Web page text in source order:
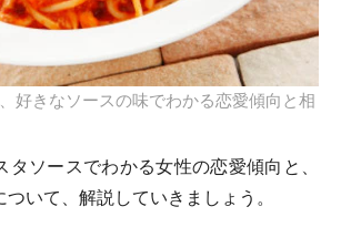
好きなソースの味でわかる恋愛傾向と相
タソースでわかる女性の恋愛傾向と、
いて、解説していきましょう。